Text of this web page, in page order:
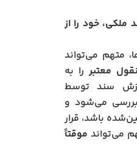
ملکی، خود را از
متهم می‌تواند
معتبر را به
سند توسط
بررسی می‌شود و
باشد، قرار
می‌تواند موقتاً